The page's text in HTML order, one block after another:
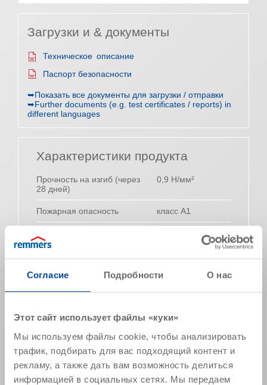
Согласие Подробности О нас
Этот сайт использует файлы «куки»
Мы используем файлы cookie, чтобы анализировать
трафик, подбирать для вас подходящий контент и
рекламу, а также дать вам возможность делиться
информацией в социальных сетях. Мы передаем
Загрузки и & документы
Техническое описание
Паспорт безопасности
➥Показать все документы для загрузки / отправки
➥Further documents (e.g. test certificates / reports) in
different languages
Характеристики продукта
Прочность на изгиб (через
28 дней)
0,9 Н/мм²
Пожарная опасность класс A1
28 дней)
затворения
4,1 л / 25 кг)
Указанные значения представляют собой типичные
характеристики продукта и не могут рассматриваться
как обязательные спецификации продукта.